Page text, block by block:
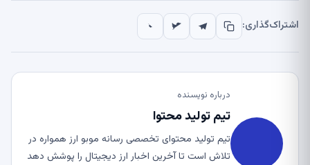
اشتراک‌گذاری:
درباره نویسنده
تیم تولید محتوا
تیم تولید محتوای تخصصی رسانه موبو ارز همواره در
تلاش است تا آخرین اخبار ارز دیجیتال را پوشش دهد